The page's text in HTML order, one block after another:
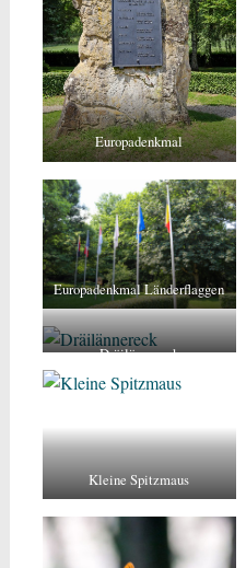
Europadenkmal
Europadenkmal Länderflaggen
Dräilännereck
Kleine Spitzmaus